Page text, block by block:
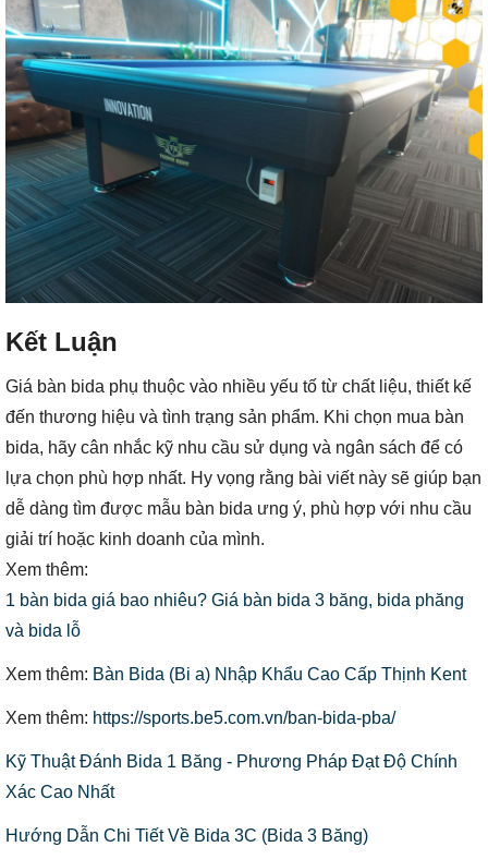
Kết Luận
Giá bàn bida phụ thuộc vào nhiều yếu tố từ chất liệu, thiết kế
đến thương hiệu và tình trạng sản phẩm. Khi chọn mua bàn
bida, hãy cân nhắc kỹ nhu cầu sử dụng và ngân sách để có
lựa chọn phù hợp nhất. Hy vọng rằng bài viết này sẽ giúp bạn
dễ dàng tìm được mẫu bàn bida ưng ý, phù hợp với nhu cầu
giải trí hoặc kinh doanh của mình.
Xem thêm:
1 bàn bida giá bao nhiêu? Giá bàn bida 3 băng, bida phăng
và bida lỗ
Xem thêm: Bàn Bida (Bi a) Nhập Khẩu Cao Cấp Thịnh Kent
Xem thêm: https://sports.be5.com.vn/ban-bida-pba/
Kỹ Thuật Đánh Bida 1 Băng - Phương Pháp Đạt Độ Chính
Xác Cao Nhất
Hướng Dẫn Chi Tiết Về Bida 3C (Bida 3 Băng)